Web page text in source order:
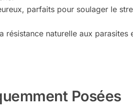
parfaits pour soulager le
résistance naturelle aux parasites
Posées